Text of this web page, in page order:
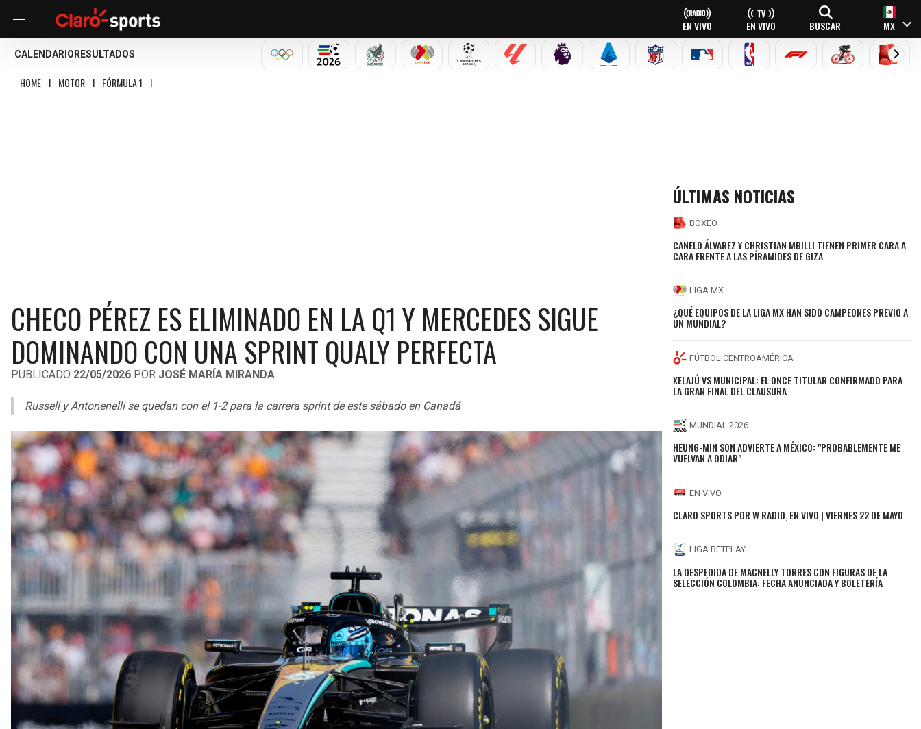
EN VIVO EN VIVO BUSCAR MX
CALENDARIO RESULTADOS
OLÍMPICOSMUNDIAL 2026SELECCIÓN MEXICANA
LIGA MX CHAMPIONS LEAGUE
LALIGA PREMIER LEAGUE
SERIE A NFL MLB NBA FÓRMULA 1CICLISMOBOXEO
HOME I MOTOR I FÓRMULA 1 I
CHECO PÉREZ ES ELIMINADO EN LA Q1 Y MERCEDES SIGUE
DOMINANDO CON UNA SPRINT QUALY PERFECTA
PUBLICADO 22/05/2026 POR JOSÉ MARÍA MIRANDA
Russell y Antonenelli se quedan con el 1-2 para la carrera sprint de este sábado en Canadá
ÚLTIMAS NOTICIAS
BOXEO
CANELO ÁLVAREZ Y CHRISTIAN MBILLI TIENEN PRIMER CARA A
CARA FRENTE A LAS PÍRAMIDES DE GIZA
LIGA MX
¿QUÉ EQUIPOS DE LA LIGA MX HAN SIDO CAMPEONES PREVIO A
UN MUNDIAL?
FÚTBOL CENTROAMÉRICA
XELAJÚ VS MUNICIPAL: EL ONCE TITULAR CONFIRMADO PARA
LA GRAN FINAL DEL CLAUSURA
MUNDIAL 2026
HEUNG-MIN SON ADVIERTE A MÉXICO: "PROBABLEMENTE ME
VUELVAN A ODIAR"
EN VIVO
CLARO SPORTS POR W RADIO, EN VIVO | VIERNES 22 DE MAYO
LIGA BETPLAY
LA DESPEDIDA DE MACNELLY TORRES CON FIGURAS DE LA
SELECCIÓN COLOMBIA: FECHA ANUNCIADA Y BOLETERÍA